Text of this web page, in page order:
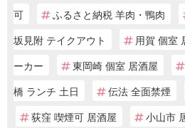
可
ふるさと納税 羊肉・鴨肉
坂見附 テイクアウト
用賀 個室
ーカー
東岡崎 個室 居酒屋
橋 ランチ 土日
伝法 全面禁煙
荻窪 喫煙可 居酒屋
小山市